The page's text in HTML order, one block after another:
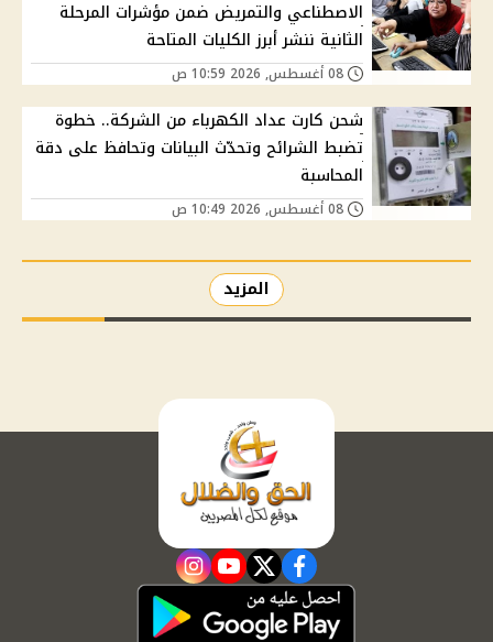
الاصطناعي والتمريض ضمن مؤشرات المرحلة
الثانية ننشر أبرز الكليات المتاحة
شحن كارت عداد الكهرباء من الشركة.. خطوة
تضبط الشرائح وتحدّث البيانات وتحافظ على دقة
المحاسبة
المزيد
facebook
twitter
youtube
instagram